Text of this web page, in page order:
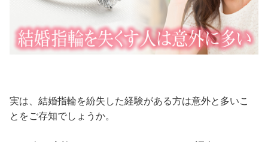
実は、結婚指輪を紛失した経験がある方は意外と多いこ
とをご存知でしょうか。